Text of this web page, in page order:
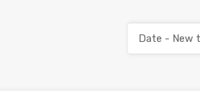
Date - New